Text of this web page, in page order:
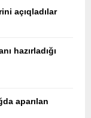
açıqladılar
hazırladığı
aparılan